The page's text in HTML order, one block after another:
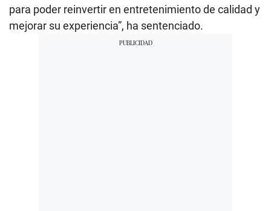
para poder reinvertir en entretenimiento de calidad y
mejorar su experiencia”, ha sentenciado.